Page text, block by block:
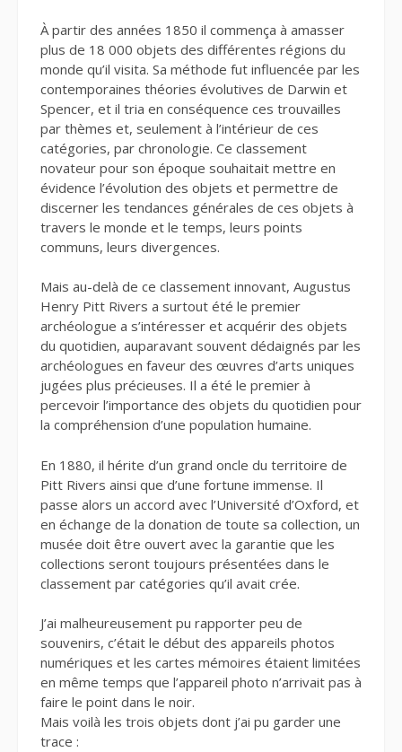
À partir des années 1850 il commença à amasser
plus de 18 000 objets des différentes régions du
monde qu’il visita. Sa méthode fut influencée par les
contemporaines théories évolutives de Darwin et
Spencer, et il tria en conséquence ces trouvailles
par thèmes et, seulement à l’intérieur de ces
catégories, par chronologie. Ce classement
novateur pour son époque souhaitait mettre en
évidence l’évolution des objets et permettre de
discerner les tendances générales de ces objets à
travers le monde et le temps, leurs points
communs, leurs divergences.
Mais au-delà de ce classement innovant, Augustus
Henry Pitt Rivers a surtout été le premier
archéologue a s’intéresser et acquérir des objets
du quotidien, auparavant souvent dédaignés par les
archéologues en faveur des œuvres d’arts uniques
jugées plus précieuses. Il a été le premier à
percevoir l’importance des objets du quotidien pour
la compréhension d’une population humaine.
En 1880, il hérite d’un grand oncle du territoire de
Pitt Rivers ainsi que d’une fortune immense. Il
passe alors un accord avec l’Université d’Oxford, et
en échange de la donation de toute sa collection, un
musée doit être ouvert avec la garantie que les
collections seront toujours présentées dans le
classement par catégories qu’il avait crée.
J’ai malheureusement pu rapporter peu de
souvenirs, c’était le début des appareils photos
numériques et les cartes mémoires étaient limitées
en même temps que l’appareil photo n’arrivait pas à
faire le point dans le noir.
Mais voilà les trois objets dont j’ai pu garder une
trace :